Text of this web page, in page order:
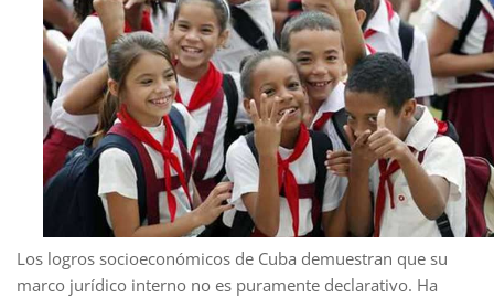
Los logros socioeconómicos de Cuba demuestran que su
marco jurídico interno no es puramente declarativo. Ha